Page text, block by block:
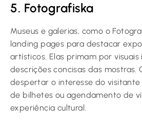
5. Fotografiska
Museus e galerias, como o
landing pages para destacar
artísticos. Elas primam por
descrições concisas das mostras.
despertar o interesse do
de bilhetes ou agendamento de
experiência cultural.